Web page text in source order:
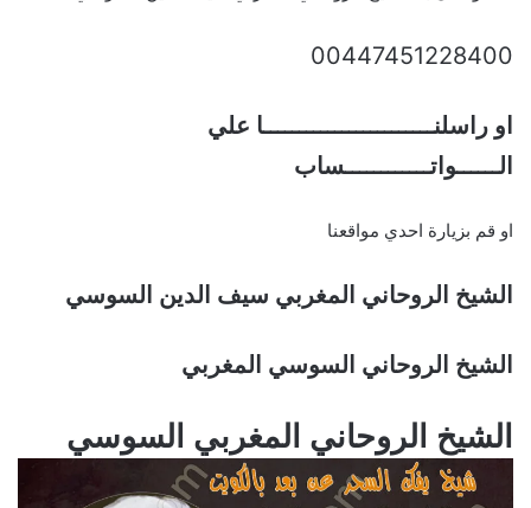
00447451228400
او راسلنــــــــــــــــــــــــا علي
الــــــواتــــــــــــساب
او قم بزيارة احدي مواقعنا
الشيخ الروحاني المغربي سيف الدين السوسي
الشيخ الروحاني السوسي المغربي
الشيخ الروحاني المغربي السوسي